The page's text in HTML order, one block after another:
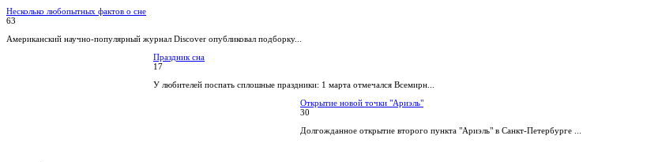
Несколько любопытных фактов о сне
63
Американский научно-популярный журнал Discover опубликовал подборку...
Праздник сна
17
У любителей поспать сплошные праздники: 1 марта отмечался Всемирн...
Открытие новой точки "Ариэль"
30
Долгожданное открытие второго пункта "Ариэль" в Санкт-Петербурге ...